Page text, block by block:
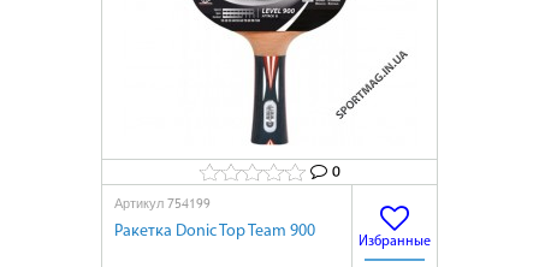
0
Артикул 754199
Ракетка Donic Top Team 900
Избранные